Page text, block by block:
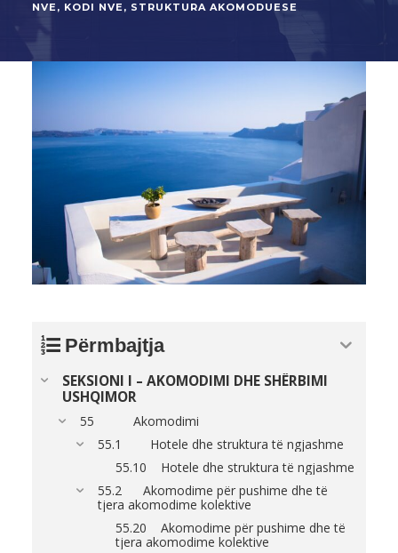
NVE, KODI NVE, STRUKTURA AKOMODUESE
Përmbajtja
SEKSIONI I – AKOMODIMI DHE SHËRBIMI
USHQIMOR
55 Akomodimi
55.1 Hotele dhe struktura të ngjashme
55.10 Hotele dhe struktura të ngjashme
55.2 Akomodime për pushime dhe të
tjera akomodime kolektive
55.20 Akomodime për pushime dhe të
tjera akomodime kolektive